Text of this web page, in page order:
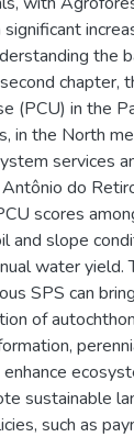
the
chapter,
(PCU) in the
in the North
services
do
scores
and slope
water yield.
SPS can
of
sustainable
such as